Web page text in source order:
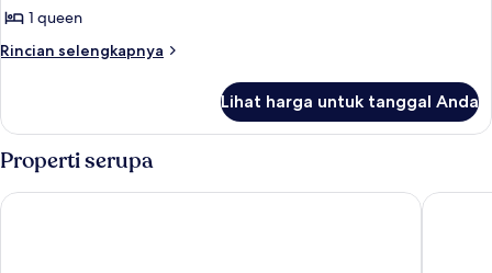
1 queen
Rincian selengkapnya
Rincian
Cozy
Studio
Lihat harga untuk tanggal Anda
Properti serupa
LUXURY HOME Asia